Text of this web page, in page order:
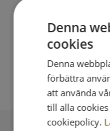
Denna
cookies
Denna
förbättra
att använda
till alla
cookiepolicy.